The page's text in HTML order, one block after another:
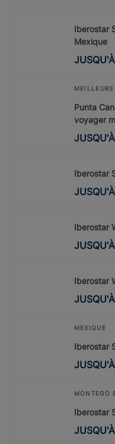
Iberostar
Mexique
JUSQU'À
Punta
voyager
JUSQU'À
Iberostar
JUSQU'À
Iberostar
JUSQU'À
Iberostar
JUSQU'À
MEXIQUE
Iberostar
JUSQU'À
MONTEGO
Iberostar
JUSQU'À